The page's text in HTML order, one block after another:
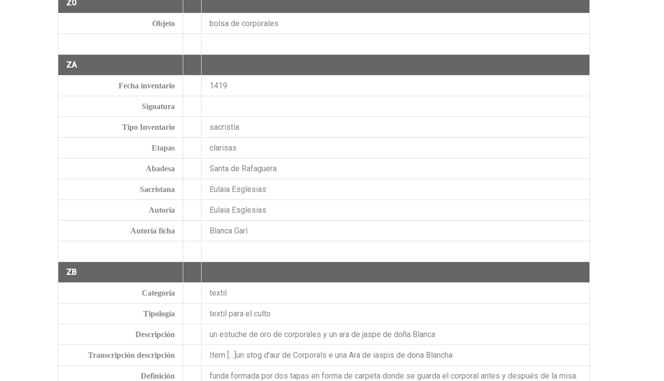
Z0
Objeto bolsa de corporales
ZA
Fecha inventario 1419
Signatura
Tipo Inventario sacristía
Etapas clarisas
Abadesa Santa de Rafaguera
Sacristana Eulaia Esglesias
Autoría Eulaia Esglesias
Autoría ficha Blanca Garí
ZB
Categoría textil
Tipología textil para el culto
Descripción un estuche de oro de corporales y un ara de jaspe de doña Blanca
Transcripción descripción Item […]un stog d'aur de Corporals e una Ara de iaspis de dona Blancha
Definición funda formada por dos tapas en forma de carpeta donde se guarda el corporal antes y después de la misa.